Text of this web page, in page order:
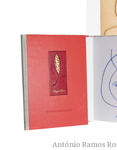
António Ramos